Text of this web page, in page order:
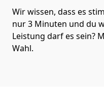
Wir wissen, dass es
nur 3 Minuten und du
Leistung darf es sein?
Wahl.